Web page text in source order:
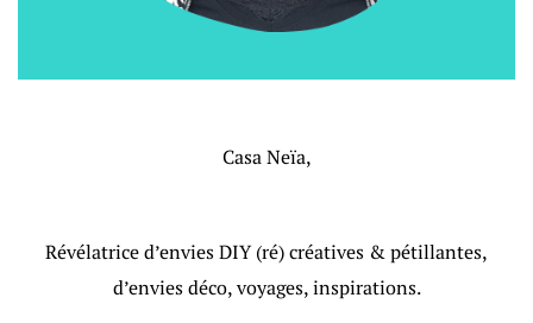
Casa Neïa,
Révélatrice d’envies DIY (ré) créatives & pétillantes,
d’envies déco, voyages, inspirations.